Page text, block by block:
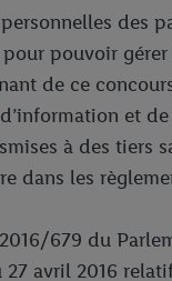
des
pouvoir
de ce
et
à des tiers
dans les
679 du
avril 2016